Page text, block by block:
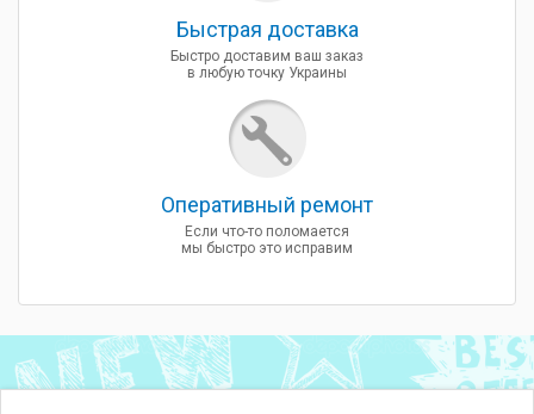
Быcтрая доставка
Быстро доставим ваш заказ
в любую точку Украины
Оперативный ремонт
Если что-то поломается
мы быстро это исправим